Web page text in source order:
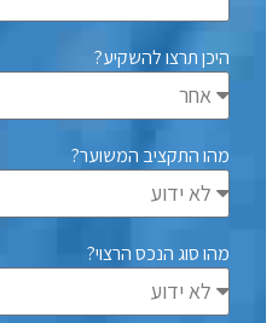
היכן תרצו להשקיע?
מהו התקציב המשוער?
מהו סוג הנכס הרצוי?